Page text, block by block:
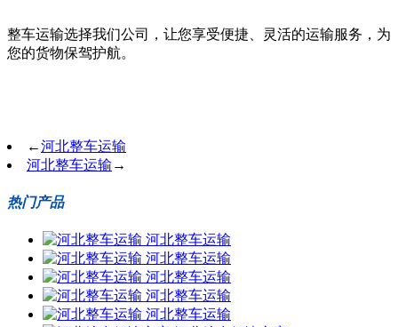
整车运输选择我们公司，让您享受便捷、灵活的运输服务，为
您的货物保驾护航。
←河北整车运输
河北整车运输 →
热门产品
河北整车运输
河北整车运输
河北整车运输
河北整车运输
河北整车运输